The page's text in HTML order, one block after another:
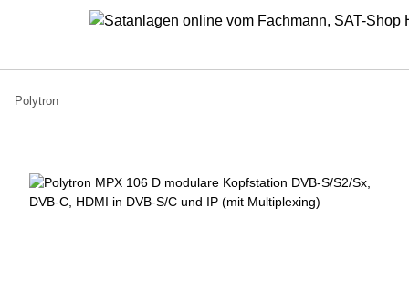
Polytron